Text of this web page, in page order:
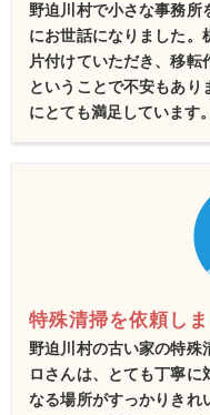
野迫川村で小さな事務所
にお世話になりました。
片付けていただき、移転
ということで不安もあり
にとても満足しています
特殊清掃を依頼し
野迫川村の古い家の特殊
ロさんは、とても丁寧に
なる場所がすっかりきれ